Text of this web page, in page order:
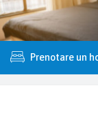
Prenotare un